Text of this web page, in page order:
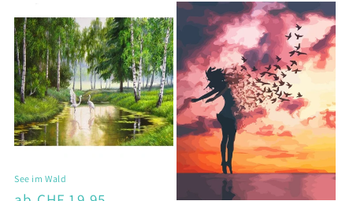
See im Wald